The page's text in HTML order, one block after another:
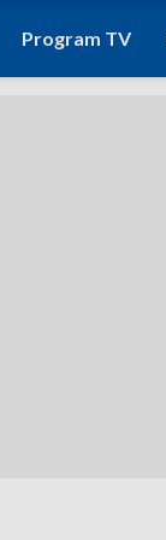
Program TV